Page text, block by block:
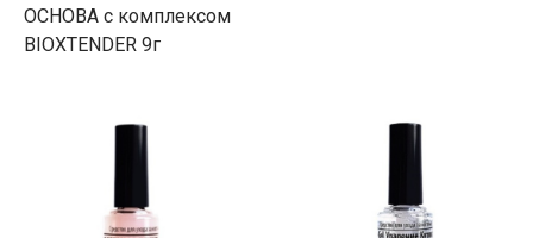
ОСНОВА с комплексом
BIOXTENDER 9г